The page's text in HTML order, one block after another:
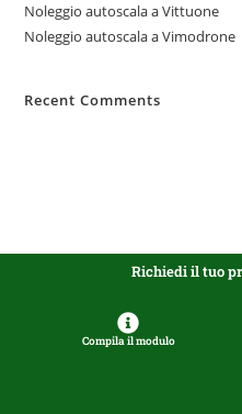
Noleggio autoscala a Vittuone
Noleggio autoscala a Vimodrone
Recent Comments
Richiedi il tuo
Compila il modulo